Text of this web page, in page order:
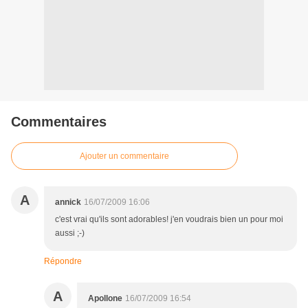
Commentaires
Ajouter un commentaire
A annick 16/07/2009 16:06
c'est vrai qu'ils sont adorables! j'en voudrais bien un pour moi
aussi ;-)
Répondre
A Apollone 16/07/2009 16:54